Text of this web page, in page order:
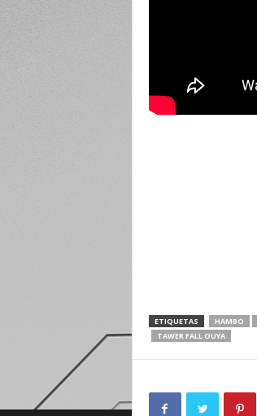
ETIQUETAS HAMBO
TAWER FALL OUYA